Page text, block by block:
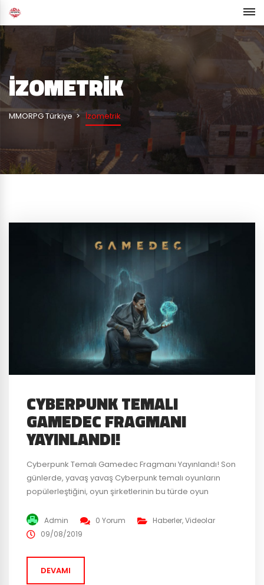
İZOMETRIK
MMORPG Türkiye İzometrik
CYBERPUNK TEMALI
GAMEDEC FRAGMANI
YAYINLANDI!
Cyberpunk Temalı Gamedec Fragmanı Yayınlandı! Son
günlerde, yavaş yavaş Cyberpunk temalı oyunların
popülerleştiğini, oyun şirketlerinin bu türde oyun
“Cyberpunk Effect” olarak adlandırabiliriz. Oyun
dünyasında aslında farklı firmaların daha önce
ve telefonlarda ekran koruyucu haline gelmesine yol
açmadı pek tabii. İşin...
Admin 0 Yorum Haberler,Videolar
09/08/2019
DEVAMI